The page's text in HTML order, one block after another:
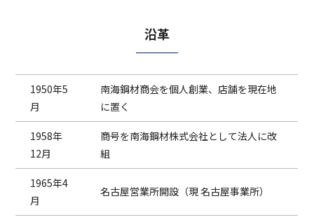
沿革
1950年5
月
南海鋼材商会を個人創業、店舗を現在地
に置く
1958年
12月
商号を南海鋼材株式会社として法人に改
組
1965年4
月
名古屋営業所開設（現 名古屋事業所）